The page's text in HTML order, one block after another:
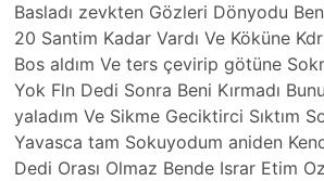
Basladı zevkten Gözleri Dönyodu
20 Santim Kadar Vardı Ve Köküne
Bos aldım Ve ters çevirip götüne
Yok Fln Dedi Sonra Beni Kırmadı
yaladım Ve Sikme Geciktirci Sıktım
Yavasca tam Sokuyodum aniden
Dedi Orası Olmaz Bende Israr Etim